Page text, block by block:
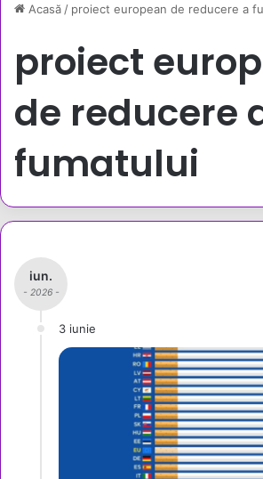
Acasă/ proiect european de reducere a
proiect
de reducere
fumatului
iun.
- 2026 -
3 iunie